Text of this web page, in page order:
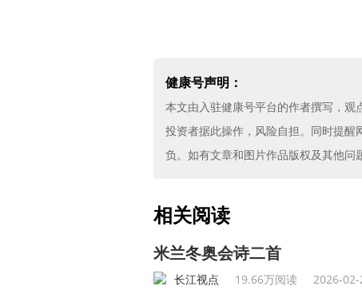
健康号声明：
本文由入驻健康号平台的作者撰写，观
投资者据此操作，风险自担。同时提
负。如有文章和图片作品版权及其他
相关阅读
米兰冬奥会诗二首
长江视点 19.66万阅读 2026-